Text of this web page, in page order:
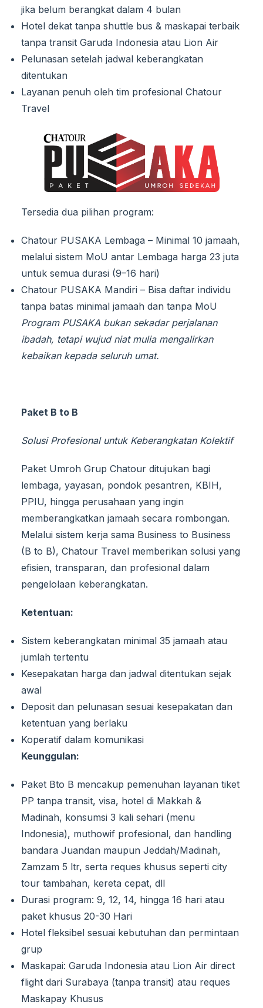
jika belum berangkat dalam 4 bulan
Hotel dekat tanpa shuttle bus & maskapai terbaik
tanpa transit Garuda Indonesia atau Lion Air
Pelunasan setelah jadwal keberangkatan
ditentukan
Layanan penuh oleh tim profesional Chatour
Travel
Tersedia dua pilihan program:
Chatour PUSAKA Lembaga – Minimal 10 jamaah,
melalui sistem MoU antar Lembaga harga 23 juta
untuk semua durasi (9–16 hari)
Chatour PUSAKA Mandiri – Bisa daftar individu
tanpa batas minimal jamaah dan tanpa MoU
Program PUSAKA bukan sekadar perjalanan
ibadah, tetapi wujud niat mulia mengalirkan
kebaikan kepada seluruh umat.
Paket B to B
Solusi Profesional untuk Keberangkatan Kolektif
Paket Umroh Grup Chatour ditujukan bagi
lembaga, yayasan, pondok pesantren, KBIH,
PPIU, hingga perusahaan yang ingin
memberangkatkan jamaah secara rombongan.
Melalui sistem kerja sama Business to Business
(B to B), Chatour Travel memberikan solusi yang
efisien, transparan, dan profesional dalam
pengelolaan keberangkatan.
Ketentuan:
Sistem keberangkatan minimal 35 jamaah atau
jumlah tertentu
Kesepakatan harga dan jadwal ditentukan sejak
awal
Deposit dan pelunasan sesuai kesepakatan dan
ketentuan yang berlaku
Koperatif dalam komunikasi
Keunggulan:
Paket Bto B mencakup pemenuhan layanan tiket
PP tanpa transit, visa, hotel di Makkah &
Madinah, konsumsi 3 kali sehari (menu
Indonesia), muthowif profesional, dan handling
bandara Juandan maupun Jeddah/Madinah,
Zamzam 5 ltr, serta reques khusus seperti city
tour tambahan, kereta cepat, dll
Durasi program: 9, 12, 14, hingga 16 hari atau
paket khusus 20-30 Hari
Hotel fleksibel sesuai kebutuhan dan permintaan
grup
Maskapai: Garuda Indonesia atau Lion Air direct
flight dari Surabaya (tanpa transit) atau reques
Maskapay Khusus